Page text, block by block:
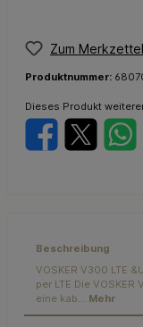
Zum
Produktnummer:
Dieses Produkt
Beschreibung
VOSKER V300 LTE
per LTE Die
eine kab… Mehr